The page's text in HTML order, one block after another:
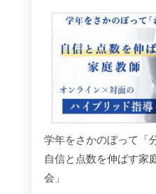
学年をさかのぼって「
自信と点数を伸ばす家
会」